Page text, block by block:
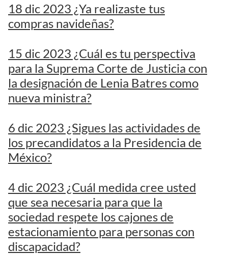
18 dic 2023 ¿Ya realizaste tus
compras navideñas?
15 dic 2023 ¿Cuál es tu perspectiva
para la Suprema Corte de Justicia con
la designación de Lenia Batres como
nueva ministra?
6 dic 2023 ¿Sigues las actividades de
los precandidatos a la Presidencia de
México?
4 dic 2023 ¿Cuál medida cree usted
que sea necesaria para que la
sociedad respete los cajones de
estacionamiento para personas con
discapacidad?